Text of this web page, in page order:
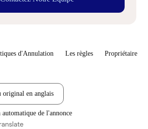
d'Annulation Les règles Propriétaire
original en anglais
de l'annonce